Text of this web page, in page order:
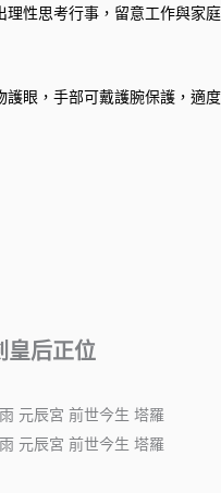
性思考行事，留意工作與家庭
眼，手部可戴護腕保護，適度
皇后正位